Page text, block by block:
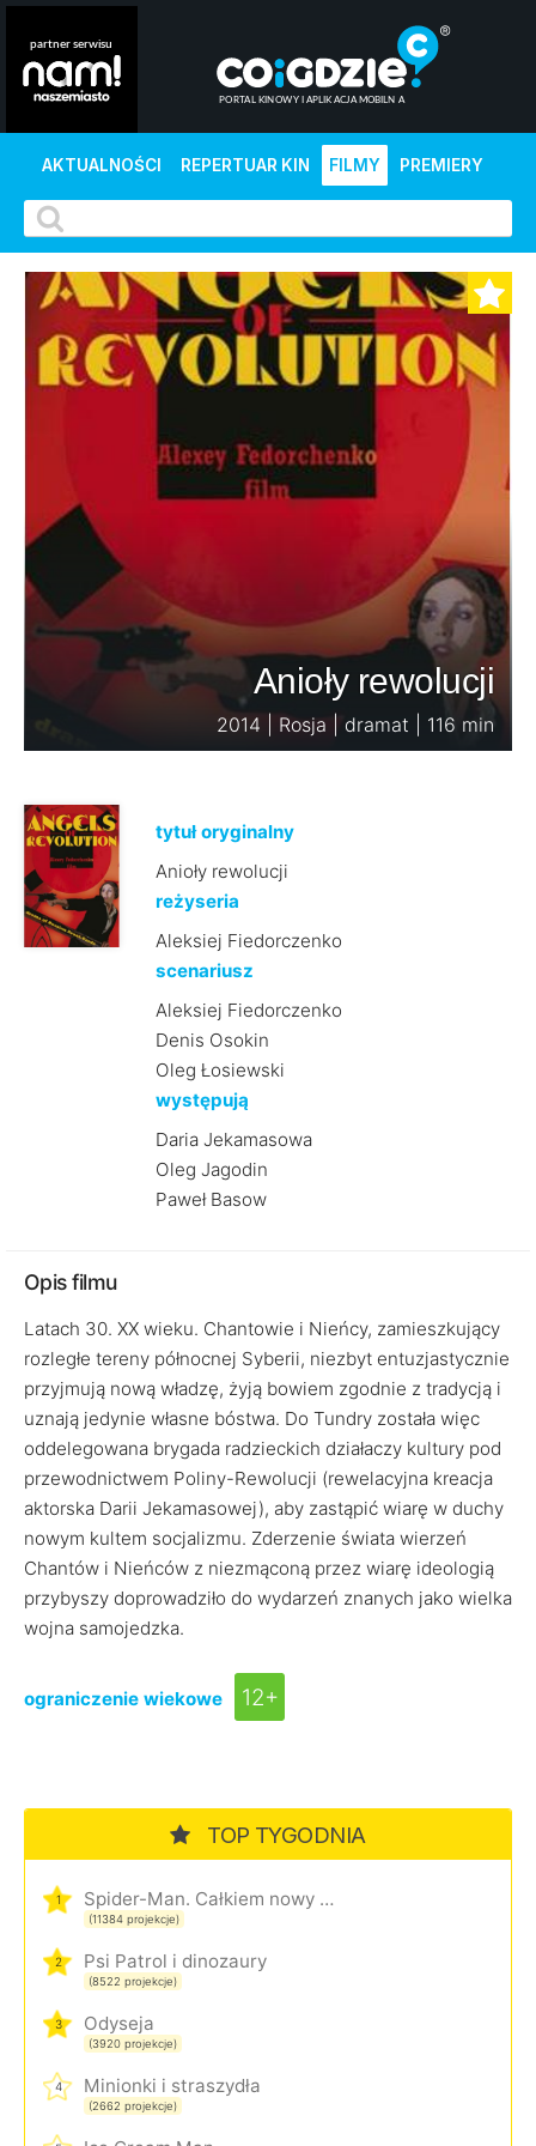
AKTUALNOŚCI REPERTUAR KIN FILMY PREMIERY
Anioły rewolucji
2014 | Rosja | dramat | 116 min
tytuł oryginalny
Anioły rewolucji
reżyseria
Aleksiej Fiedorczenko
scenariusz
Aleksiej Fiedorczenko
Denis Osokin
Oleg Łosiewski
występują
Daria Jekamasowa
Oleg Jagodin
Paweł Basow
Opis filmu
Latach 30. XX wieku. Chantowie i Nieńcy, zamieszkujący
rozległe tereny północnej Syberii, niezbyt entuzjastycznie
przyjmują nową władzę, żyją bowiem zgodnie z tradycją i
uznają jedynie własne bóstwa. Do Tundry została więc
oddelegowana brygada radzieckich działaczy kultury pod
przewodnictwem Poliny-Rewolucji (rewelacyjna kreacja
aktorska Darii Jekamasowej), aby zastąpić wiarę w duchy
nowym kultem socjalizmu. Zderzenie świata wierzeń
Chantów i Nieńców z niezmąconą przez wiarę ideologią
przybyszy doprowadziło do wydarzeń znanych jako wielka
wojna samojedzka.
ograniczenie wiekowe 12+
TOP TYGODNIA
1 Spider-Man. Całkiem nowy dzień
(11384 projekcje)
2 Psi Patrol i dinozaury
(8522 projekcje)
3 Odyseja
(3920 projekcje)
4 Minionki i straszydła
(2662 projekcje)